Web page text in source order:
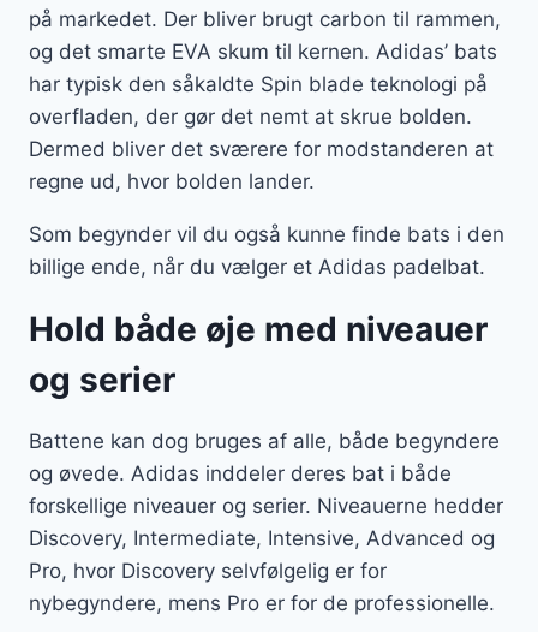
på markedet. Der bliver brugt carbon til rammen,
og det smarte EVA skum til kernen. Adidas’ bats
har typisk den såkaldte Spin blade teknologi på
overfladen, der gør det nemt at skrue bolden.
Dermed bliver det sværere for modstanderen at
regne ud, hvor bolden lander.
Som begynder vil du også kunne finde bats i den
billige ende, når du vælger et Adidas padelbat.
Hold både øje med niveauer
og serier
Battene kan dog bruges af alle, både begyndere
og øvede. Adidas inddeler deres bat i både
forskellige niveauer og serier. Niveauerne hedder
Discovery, Intermediate, Intensive, Advanced og
Pro, hvor Discovery selvfølgelig er for
nybegyndere, mens Pro er for de professionelle.